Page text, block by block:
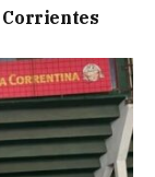
Corrientes